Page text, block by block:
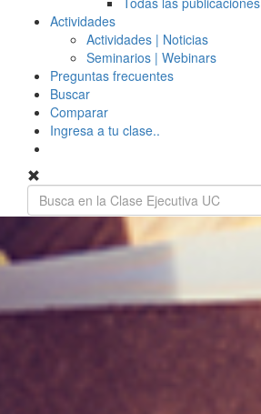
Actividades
Actividades | Noticias
Seminarios | Webinars
Preguntas frecuentes
Buscar
Comparar
Ingresa a tu clase..